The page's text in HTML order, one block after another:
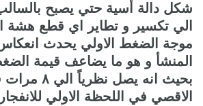
شكل دالة أُسية حتي يصبح
الي تكسير و تطاير اي قطع هشة
موجة الضغط الاولي يحدث
المنشأ و هو ما يضاعف قيمة
بحيث انه يصل
الاقصي في اللحظة الاولي